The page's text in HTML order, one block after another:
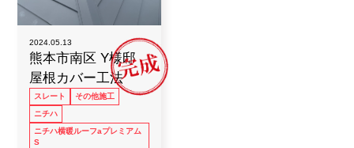
お気軽にお問い合わせ下さい！
0120-963-324
営業時間 9:00 ~ 19:00
2024.05.13
熊本市南区 Y様邸
屋根カバー工法
スレート
その他施工
ニチハ
ニチハ横暖ルーフaプレミアム
S